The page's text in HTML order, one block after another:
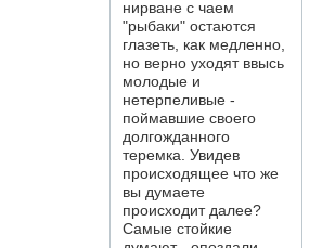
нирване с чаем
"рыбаки" остаются
глазеть, как медленно,
но верно уходят ввысь
молодые и
нетерпеливые -
поймавшие своего
долгожданного
теремка. Увидев
происходящее что же
вы думаете
происходит далее?
Самые стойкие